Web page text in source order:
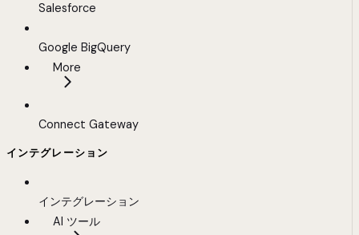
Salesforce
Google BigQuery
More
Connect Gateway
インテグレーション
インテグレーション
AI ツール